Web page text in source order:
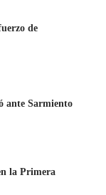
de
ante Sarmiento
la Primera